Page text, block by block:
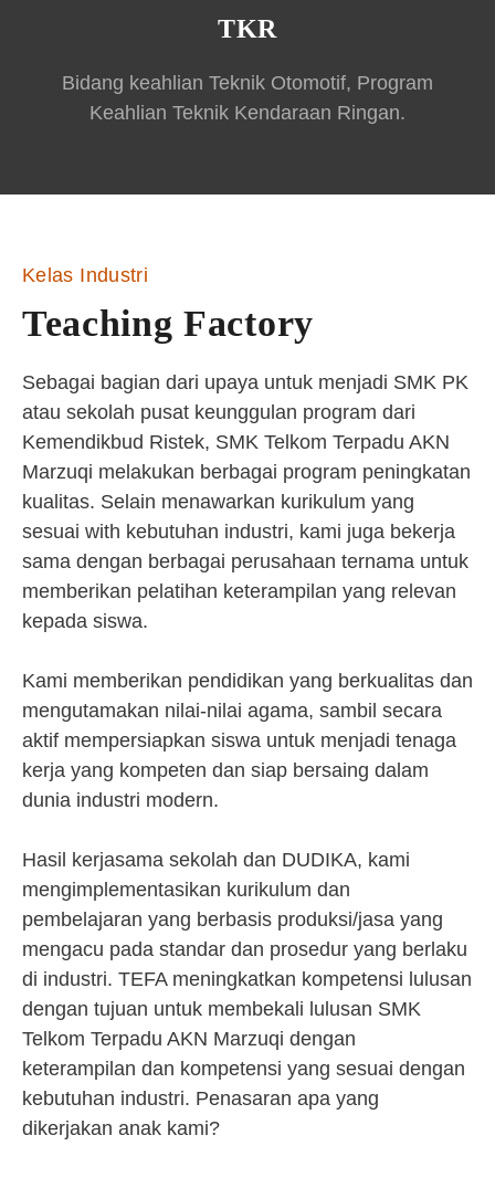
TKR
Bidang keahlian Teknik Otomotif, Program
Keahlian Teknik Kendaraan Ringan.
Kelas Industri
Teaching Factory
Sebagai bagian dari upaya untuk menjadi SMK PK
atau sekolah pusat keunggulan program dari
Kemendikbud Ristek, SMK Telkom Terpadu AKN
Marzuqi melakukan berbagai program peningkatan
kualitas. Selain menawarkan kurikulum yang
sesuai with kebutuhan industri, kami juga bekerja
sama dengan berbagai perusahaan ternama untuk
memberikan pelatihan keterampilan yang relevan
kepada siswa.
Kami memberikan pendidikan yang berkualitas dan
mengutamakan nilai-nilai agama, sambil secara
aktif mempersiapkan siswa untuk menjadi tenaga
kerja yang kompeten dan siap bersaing dalam
dunia industri modern.
Hasil kerjasama sekolah dan DUDIKA, kami
mengimplementasikan kurikulum dan
pembelajaran yang berbasis produksi/jasa yang
mengacu pada standar dan prosedur yang berlaku
di industri. TEFA meningkatkan kompetensi lulusan
dengan tujuan untuk membekali lulusan SMK
Telkom Terpadu AKN Marzuqi dengan
keterampilan dan kompetensi yang sesuai dengan
kebutuhan industri. Penasaran apa yang
dikerjakan anak kami?